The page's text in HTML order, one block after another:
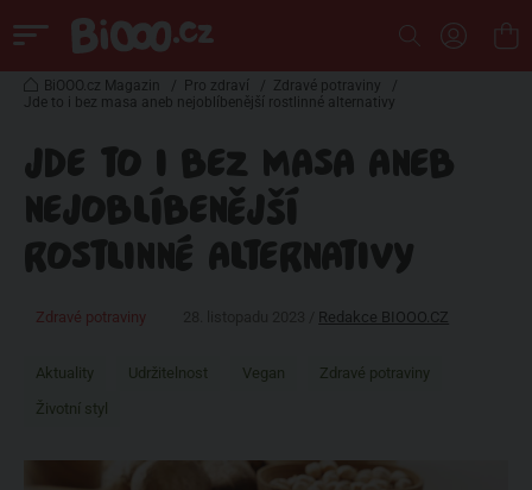
BiOOO.cz Magazin / Pro zdraví / Zdravé potraviny
/
Jde to i bez masa aneb nejoblíbenější rostlinné alternativy
JDE TO I BEZ MASA ANEB
NEJOBLÍBENĚJŠÍ
ROSTLINNÉ ALTERNATIVY
Zdravé potraviny Redakce BIOOO.CZ
Aktuality Udržitelnost Vegan
Zdravé potraviny
Životní styl